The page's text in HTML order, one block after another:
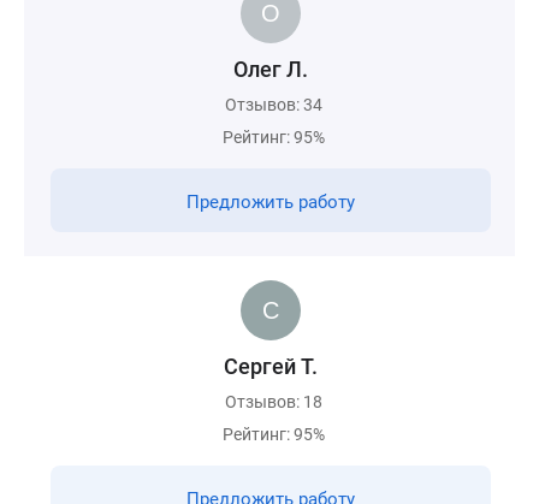
Олег Л.
Отзывов: 34
Рейтинг: 95%
Предложить работу
Сергей Т.
Отзывов: 18
Рейтинг: 95%
Предложить работу